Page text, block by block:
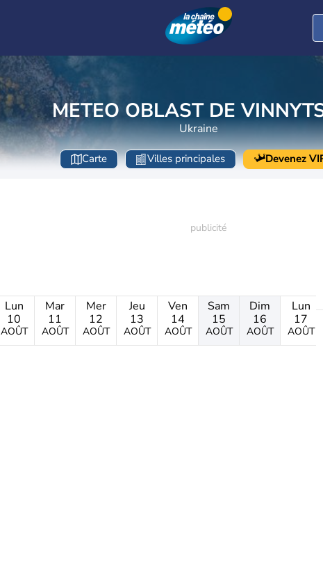
METEO OBLAST DE
Ukraine
Carte Villes principales Devenez
Lun
10
AOÛT
Mar
11
AOÛT
Mer
12
AOÛT
Jeu
13
AOÛT
Ven
14
AOÛT
Sam
15
AOÛT
Dim
16
AOÛT
Lun
17
AOÛT